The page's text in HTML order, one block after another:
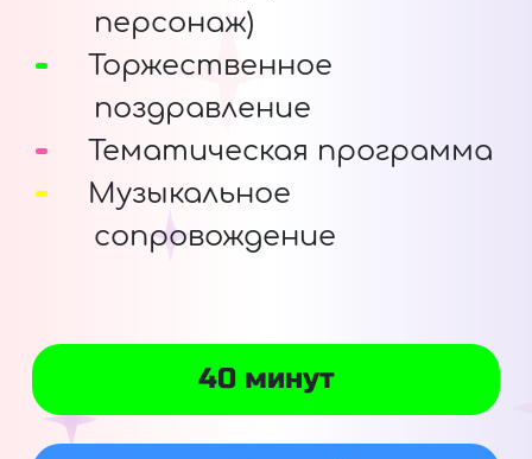
персонаж)
Торжественное
поздравление
Тематическая программа
Музыкальное
сопровождение
40 минут